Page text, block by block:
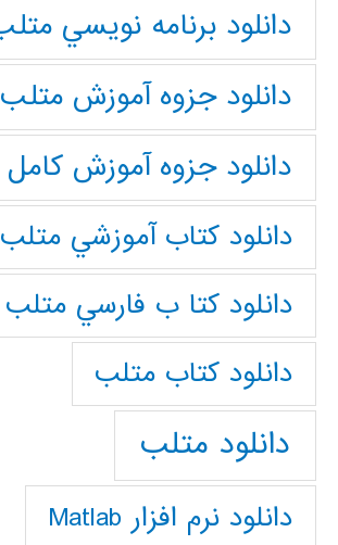
دانلود برنامه نويسي
دانلود جزوه آموزش متلب
دانلود جزوه آموزش کامل matlab
دانلود كتاب آموزشي متلب
دانلود كتا ب فارسي متلب
دانلود كتاب متلب
دانلود متلب
دانلود نرم افزار Matlab